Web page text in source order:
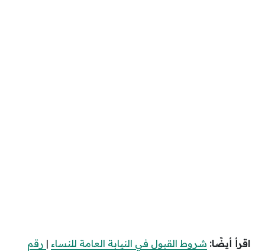
اقرأ أيضًا: شروط القبول في النيابة العامة للنساء | رقم